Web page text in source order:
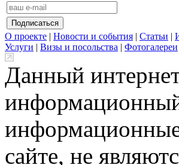
О проекте | Новости и события | Статьи |
Услуги | Визы и посольства | Фотогалереи
Данный
сайте, не